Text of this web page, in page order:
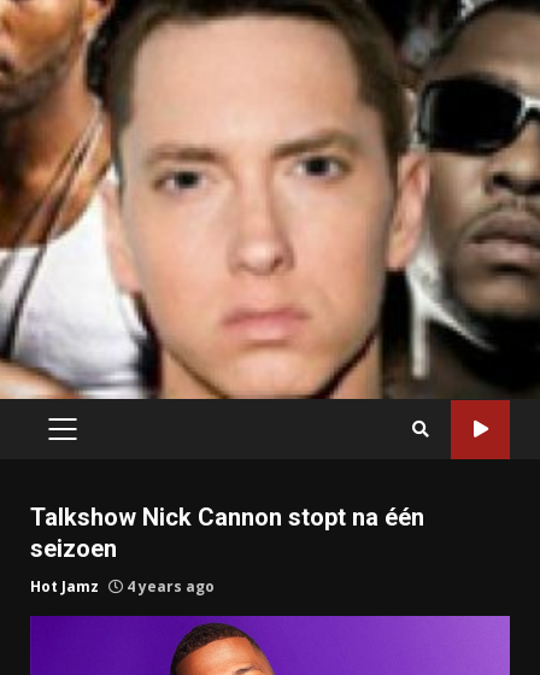
PRIMARY
Talkshow Nick Cannon stopt na één
seizoen
Hot Jamz 4 years ago